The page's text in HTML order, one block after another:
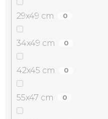
29x49 cm 0
34x49 cm 0
42x45 cm 0
55x47 cm 0